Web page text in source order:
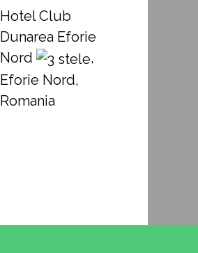
Hotel Club
Dunarea Eforie
Nord
,
Eforie Nord,
Romania